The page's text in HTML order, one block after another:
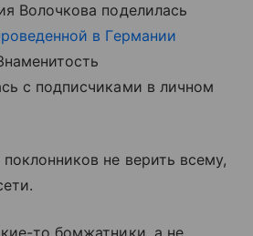
Волочкова поделилась
в Германии
с подписчиками в личном
не верить всему,